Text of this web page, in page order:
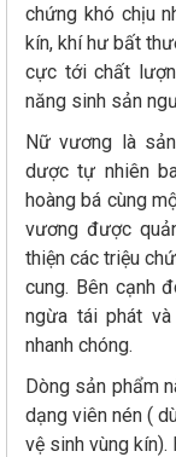
chứng khó chịu
kín, khí hư bất
cực tới chất
năng sinh sản
Nữ vương là
dược tự nhiên
hoàng bá cùng
vương được
thiện các triệu
cung. Bên cạnh
ngừa tái phát
nhanh chóng.
Dòng sản phẩm
dạng viên nén (
vệ sinh vùng